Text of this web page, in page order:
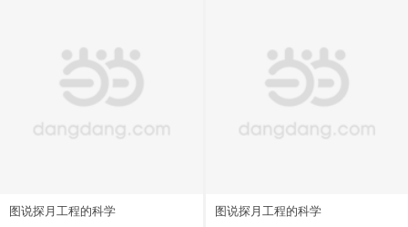
图说探月工程的科学 图说探月工程的科学